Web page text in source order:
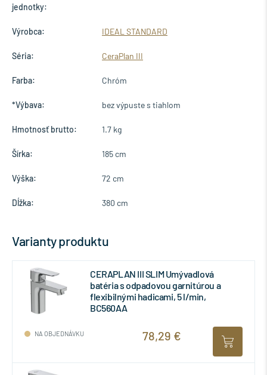
jednotky:
Výrobca: IDEAL STANDARD
Séria: CeraPlan III
Farba: Chróm
*Výbava: bez výpuste s tiahlom
Hmotnosť brutto: 1.7 kg
Šírka: 185 cm
Výška: 72 cm
Dĺžka: 380 cm
Varianty produktu
CERAPLAN III SLIM Umývadlová
batéria s odpadovou garnitúrou a
flexibilnými hadicami, 5 l/min,
BC560AA
NA OBJEDNÁVKU 78,29 €